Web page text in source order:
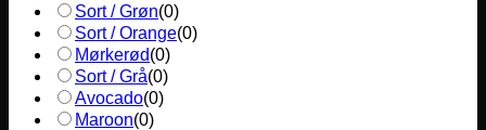
Sort / Grøn(0)
Sort / Orange(0)
Mørkerød(0)
Sort / Grå(0)
Avocado(0)
Maroon(0)